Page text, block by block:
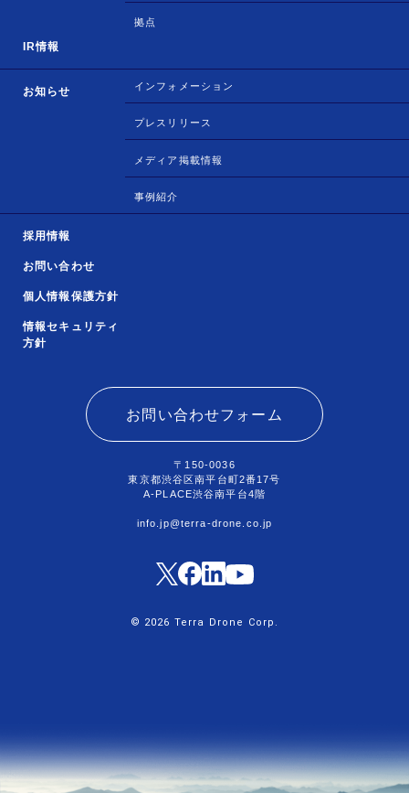
拠点
IR情報
お知らせ インフォメーション
プレスリリース
メディア掲載情報
事例紹介
採用情報
お問い合わせ
個人情報保護方針
情報セキュリティ
方針
お問い合わせフォーム
〒150-0036
東京都渋谷区南平台町2番17号
A-PLACE渋谷南平台4階
info.jp@terra-drone.co.jp
© 2026 Terra Drone Corp.